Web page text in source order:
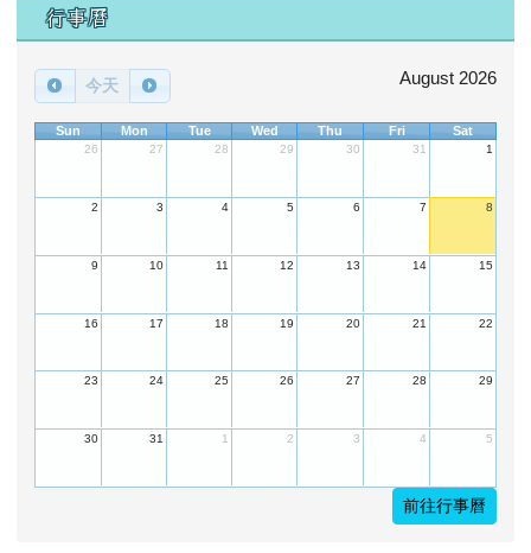
行事曆
今天 August 2026
Sun Mon Tue Wed Thu Fri Sat
26 27 28 29 30 31 1
2 3 4 5 6 7 8
9 10 11 12 13 14 15
16 17 18 19 20 21 22
23 24 25 26 27 28 29
30 31 1 2 3 4 5
前往行事曆